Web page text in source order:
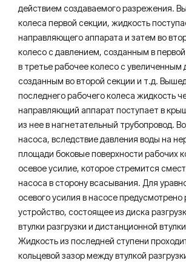
действием создаваемого разрежения.
колеса первой секции, жидкость
направляющего аппарата и затем во
колесо с давлением, созданным в первой
в третье рабочее колесо с увеличенным
созданным во второй секции и т.д.
последнего рабочего колеса жидкость
направляющий аппарат поступает в
из нее в нагнетательный трубопровод.
насоса, вследствие давления воды на
площади боковые поверхности рабочих
осевое усилие, которое стремится
насоса в сторону всасывания. Для
осевого усилия в насосе предусмотрено
устройство, состоящее из диска
втулки разгрузки и дистанционной
Жидкость из последней ступени
кольцевой зазор между втулкой